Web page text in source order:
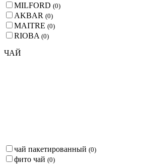
MILFORD (0)
AKBAR (0)
MAITRE (0)
RIOBA (0)
ЧАЙ
чай пакетированный (0)
фито чай (0)